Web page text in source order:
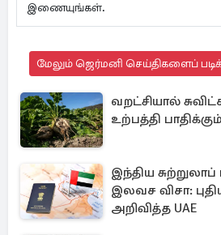
இணையுங்கள்.
மேலும் ஜெர்மனி செய்திகளைப்
வறட்சியால்
உற்பத்தி
இந்திய
இலவச விசா:
அறிவித்த UAE